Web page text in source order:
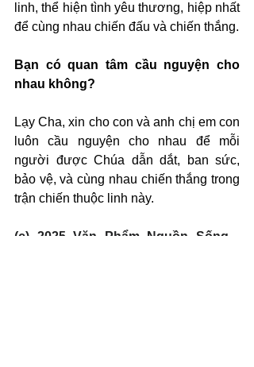
linh, thể hiện tình yêu thương, hiệp nhất
để cùng nhau chiến đấu và chiến thắng.
Bạn có quan tâm cầu nguyện cho
nhau không?
Lạy Cha, xin cho con và anh chị em con
luôn cầu nguyện cho nhau để mỗi
người được Chúa dẫn dắt, ban sức,
bảo vệ, và cùng nhau chiến thắng trong
trận chiến thuộc linh này.
(c) 2025 Văn Phẩm Nguồn Sống -